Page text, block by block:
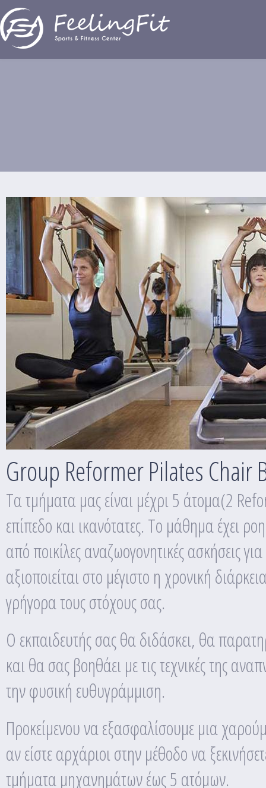
Παράκαμψη προς το κυρίως περιεχόμενο
Group Reformer Pilates Chair
Τα τμήματα μας είναι μέχρι 5 άτομα(2
επίπεδο και ικανότατες. Το μάθημα έχει
από ποικίλες αναζωογονητικές ασκήσεις
αξιοποιείται στο μέγιστο η χρονική
γρήγορα τους στόχους σας.
Ο εκπαιδευτής σας θα διδάσκει, θα
και θα σας βοηθάει με τις τεχνικές της
την φυσική ευθυγράμμιση.
Προκείμενου να εξασφαλίσουμε μια
αν είστε αρχάριοι στην μέθοδο να
τμήματα μηχανημάτων έως 5 ατόμων.